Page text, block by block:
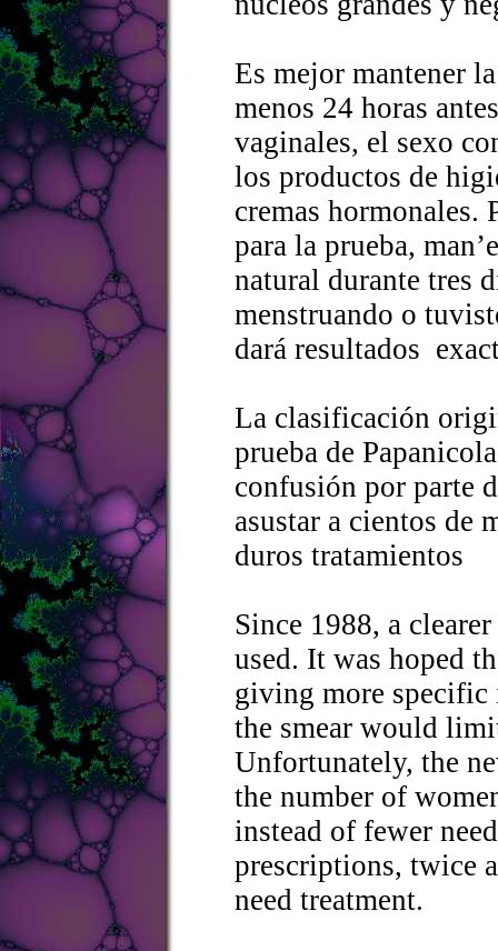
Es mejor mantener
menos 24 horas
vaginales, el sexo
los productos de
cremas hormonales.
para la prueba,
natural durante tres
menstruando o
dará resultados
La clasificación
prueba de
confusión por parte
asustar a cientos de
duros tratamientos
Since 1988, a
used. It was hoped
giving more
the smear would
Unfortunately, the
the number of
instead of fewer
prescriptions, twice
need treatment.